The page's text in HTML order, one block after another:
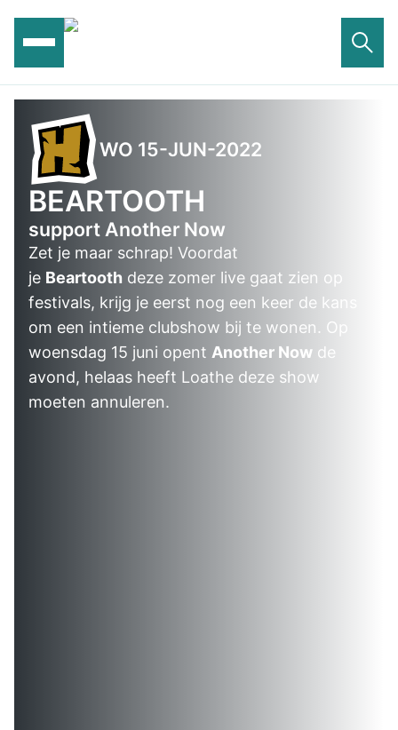
WO 15-JUN-2022
BEARTOOTH
support Another Now
Zet je maar schrap! Voordat
je Beartooth deze zomer live gaat zien op
festivals, krijg je eerst nog een keer de kans
om een intieme clubshow bij te wonen. Op
woensdag 15 juni opent Another Now de
avond, helaas heeft Loathe deze show
moeten annuleren.